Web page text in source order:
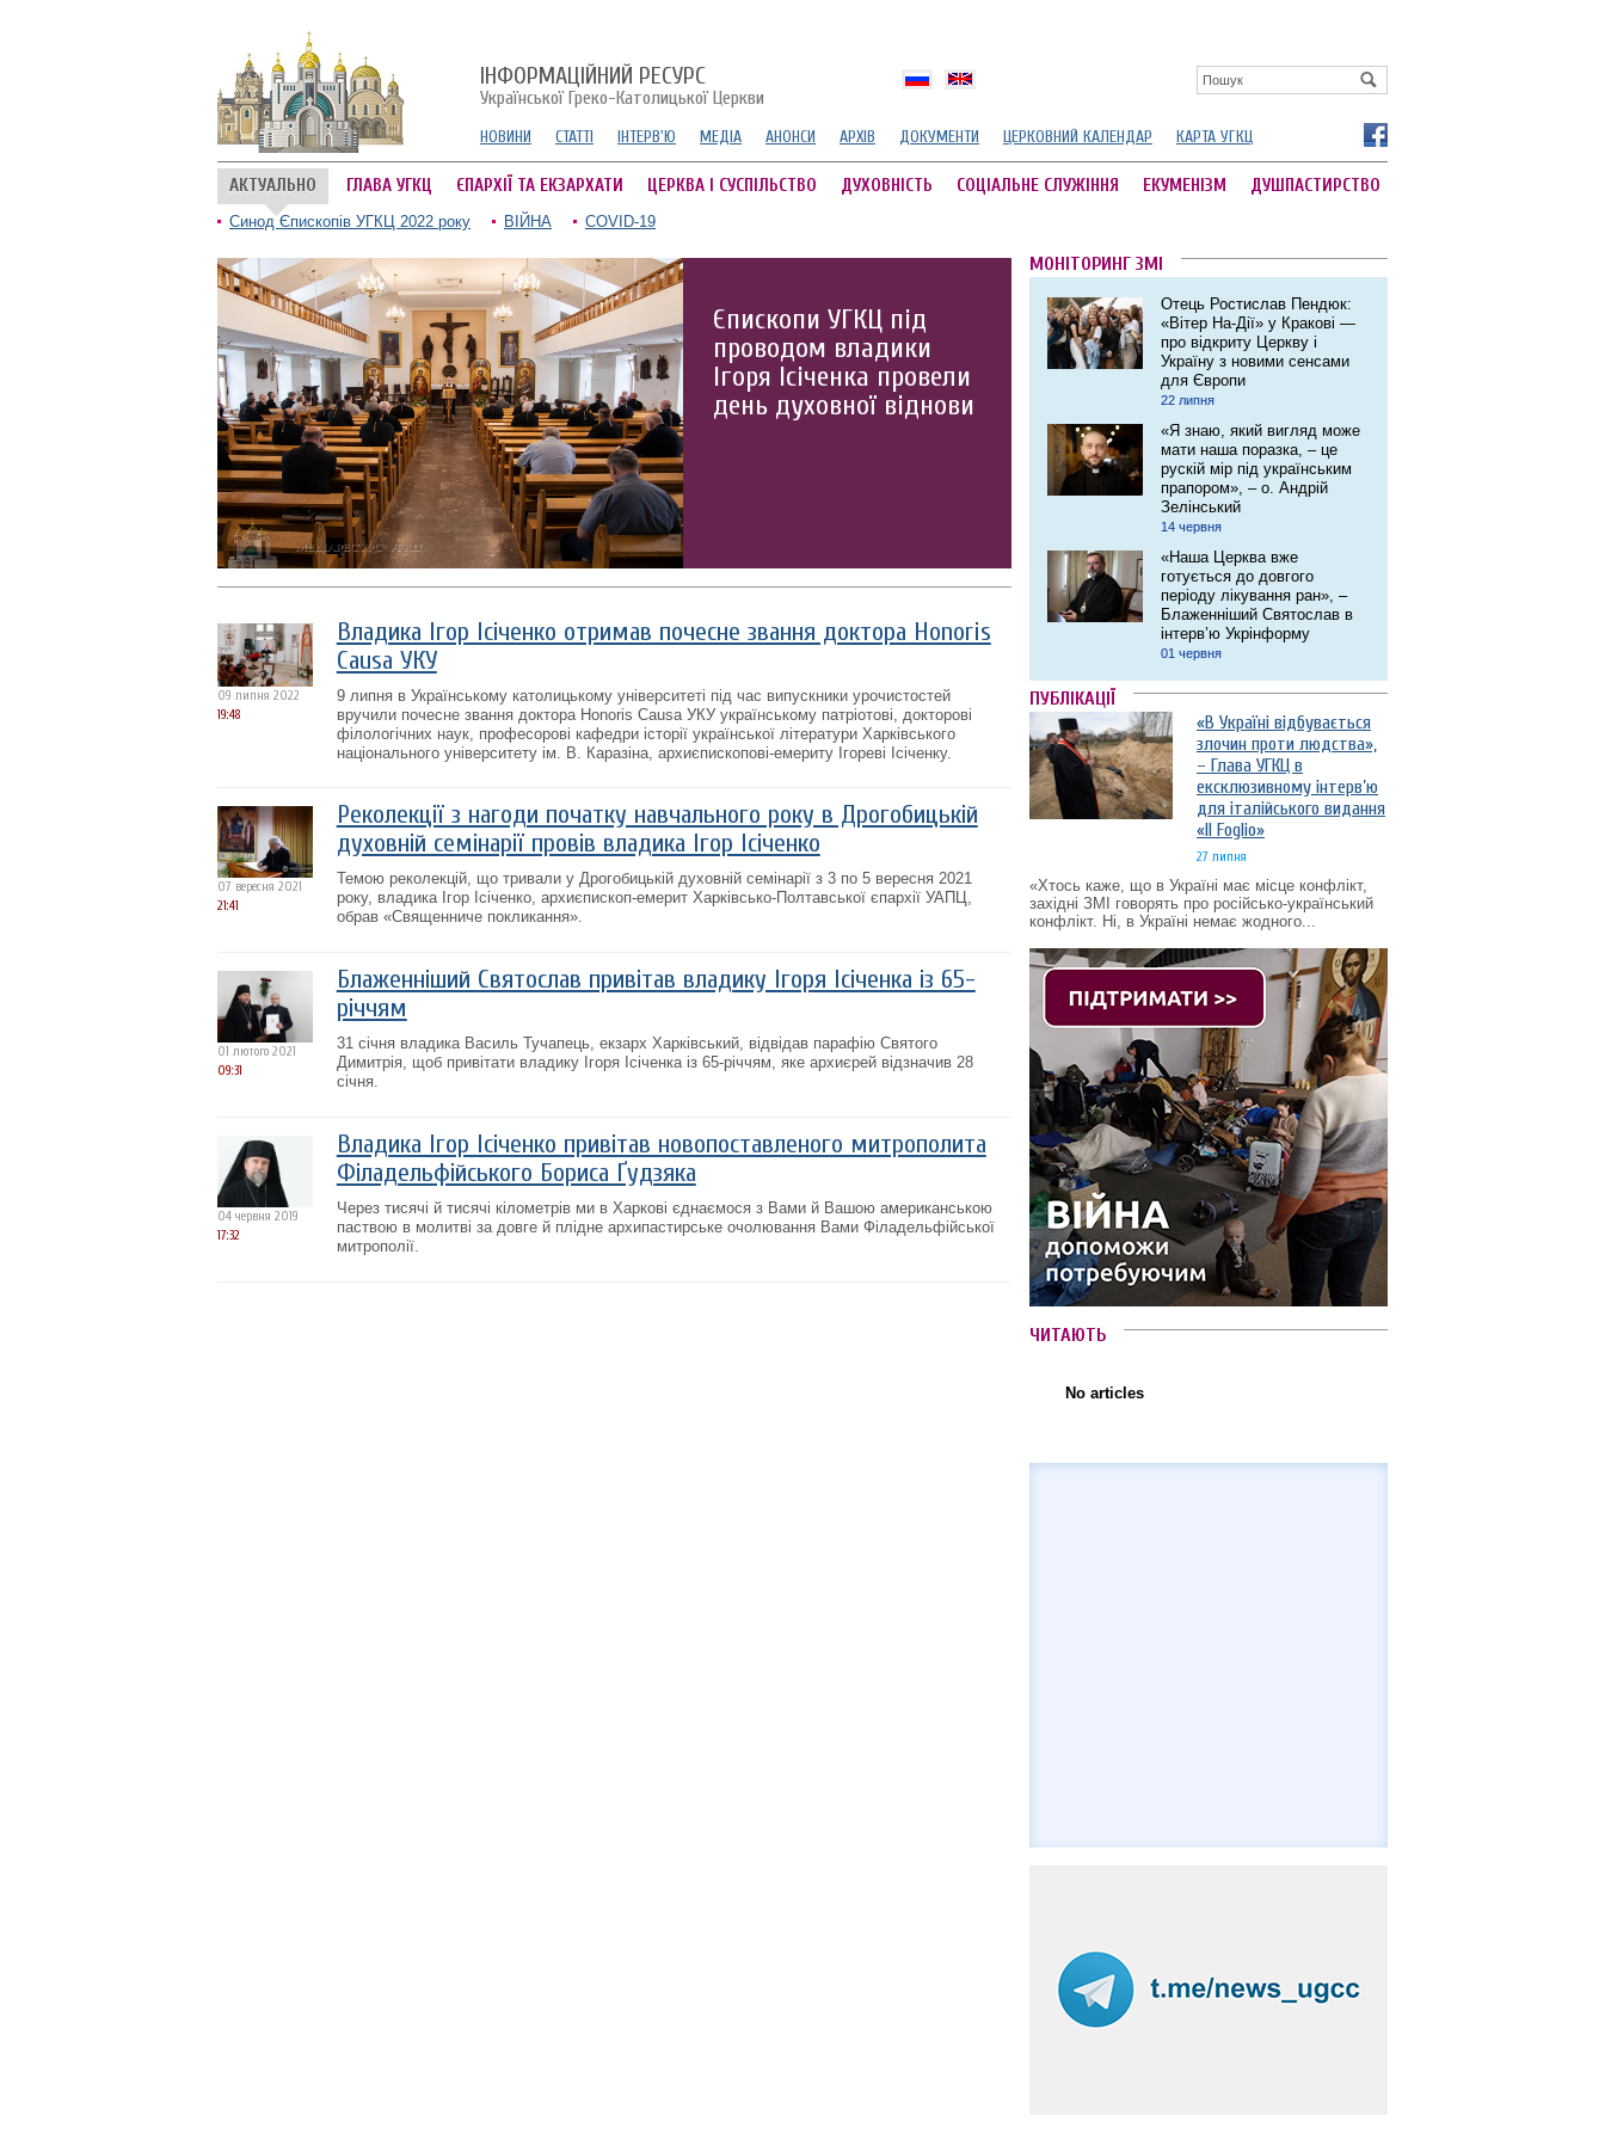
ІНФОРМАЦІЙНИЙ РЕСУРС
Української Греко-Католицької Церкви
НОВИНИ СТАТТІ ІНТЕРВ'Ю МЕДІА АНОНСИ АРХІВ ДОКУМЕНТИ ЦЕРКОВНИЙ КАЛЕНДАР КАРТА УГКЦ
АКТУАЛЬНО ГЛАВА УГКЦ ЄПАРХІЇ ТА ЕКЗАРХАТИ ЦЕРКВА І СУСПІЛЬСТВО ДУХОВНІСТЬ СОЦІАЛЬНЕ СЛУЖІННЯ ЕКУМЕНІЗМ ДУШПАСТИРСТВО
Синод Єпископів УГКЦ 2022 року ВІЙНА COVID-19
Єпископи УГКЦ під
проводом владики
Ігоря Ісіченка провели
день духовної віднови
09 липня 2022
19:48
Владика Ігор Ісіченко отримав почесне звання доктора Honoris
Causa УКУ
9 липня в Українському католицькому університеті під час випускники урочистостей
вручили почесне звання доктора Honoris Causa УКУ українському патріотові, докторові
філологічних наук, професорові кафедри історії української літератури Харківського
національного університету ім. В. Каразіна, архиєпископові-емериту Ігореві Ісіченку.
07 вересня 2021
21:41
Реколекції з нагоди початку навчального року в Дрогобицькій
духовній семінарії провів владика Ігор Ісіченко
Темою реколекцій, що тривали у Дрогобицькій духовній семінарії з 3 по 5 вересня 2021
року, владика Ігор Ісіченко, архиєпископ-емерит Харківсько-Полтавської єпархії УАПЦ,
обрав «Священниче покликання».
01 лютого 2021
09:31
Блаженніший Святослав привітав владику Ігоря Ісіченка із 65-
річчям
31 січня владика Василь Тучапець, екзарх Харківський, відвідав парафію Святого
Димитрія, щоб привітати владику Ігоря Ісіченка із 65-річчям, яке архиєрей відзначив 28
січня.
04 червня 2019
17:32
Владика Ігор Ісіченко привітав новопоставленого митрополита
Філадельфійського Бориса Ґудзяка
Через тисячі й тисячі кілометрів ми в Харкові єднаємося з Вами й Вашою американською
паствою в молитві за довге й плідне архипастирське очолювання Вами Філадельфійської
митрополії.
МОНІТОРИНГ ЗМІ
Отець Ростислав Пендюк:
«Вітер На-Дії» у Кракові ―
про відкриту Церкву і
Україну з новими сенсами
для Європи
22 липня
«Я знаю, який вигляд може
мати наша поразка, – це
рускій мір під українським
прапором», – о. Андрій
Зелінський
14 червня
«Наша Церква вже
готується до довгого
періоду лікування ран», –
Блаженніший Святослав в
інтерв’ю Укрінформу
01 червня
ПУБЛІКАЦІЇ
«В Україні відбувається
злочин проти людства»,
– Глава УГКЦ в
ексклюзивному інтерв’ю
для італійського видання
«Il Foglio»
27 липня
«Хтось каже, що в Україні має місце конфлікт,
західні ЗМІ говорять про російсько-український
конфлікт. Ні, в Україні немає жодного...
ЧИТАЮТЬ
No articles